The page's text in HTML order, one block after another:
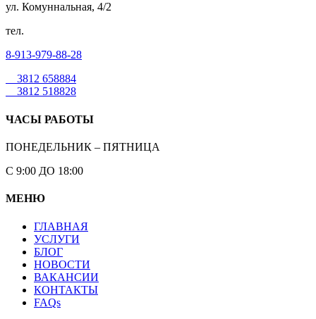
ул. Комуннальная, 4/2
тел.
8-913-979-88-28
3812 658884
3812 518828
ЧАСЫ РАБОТЫ
ПОНЕДЕЛЬНИК – ПЯТНИЦА
С 9:00 ДО 18:00
МЕНЮ
ГЛАВНАЯ
УСЛУГИ
БЛОГ
НОВОСТИ
ВАКАНСИИ
КОНТАКТЫ
FAQs